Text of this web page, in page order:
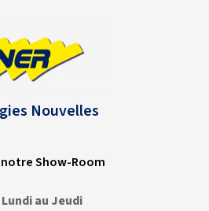
Nouvelles
Show-Room
Lundi au Jeudi